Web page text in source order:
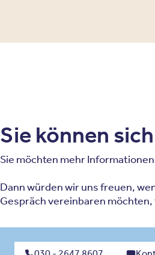
Sie können
Sie möchten mehr
Dann würden wir uns freuen,
Gespräch vereinbaren